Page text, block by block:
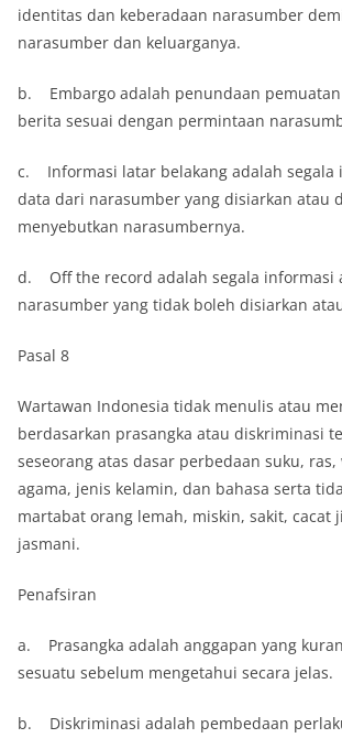
identitas dan keberadaan narasumber
narasumber dan keluarganya.
b. Embargo adalah penundaan
berita sesuai dengan permintaan
c. Informasi latar belakang adalah segala
data dari narasumber yang disiarkan atau
menyebutkan narasumbernya.
d. Off the record adalah segala informasi
narasumber yang tidak boleh disiarkan
Pasal 8
Wartawan Indonesia tidak menulis atau
berdasarkan prasangka atau diskriminasi
seseorang atas dasar perbedaan suku,
agama, jenis kelamin, dan bahasa serta
martabat orang lemah, miskin, sakit, cacat
jasmani.
Penafsiran
a. Prasangka adalah anggapan yang
sesuatu sebelum mengetahui secara jelas.
b. Diskriminasi adalah pembedaan